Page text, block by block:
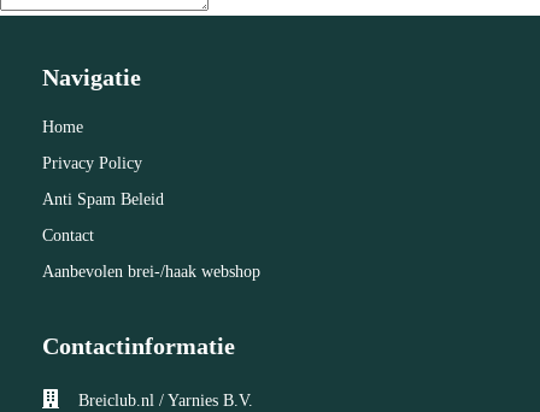
Navigatie
Home
Privacy Policy
Anti Spam Beleid
Contact
Aanbevolen brei-/haak webshop
Contactinformatie
Breiclub.nl / Yarnies B.V.